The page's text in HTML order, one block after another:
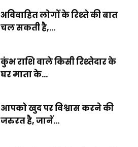
अविवाहित लोगों के रिश्ते की बात
चल सकती है,...
कुंभ राशि वाले किसी रिश्तेदार के
घर माता के...
आपको खुद पर विश्वास करने की
जरुरत है, जानें...